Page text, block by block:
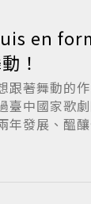
en
！
跟著舞動的
臺中國家歌
年發展、醞